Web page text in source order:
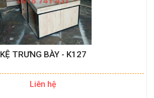
KỆ TRƯNG BÀY - K127
Liên hệ